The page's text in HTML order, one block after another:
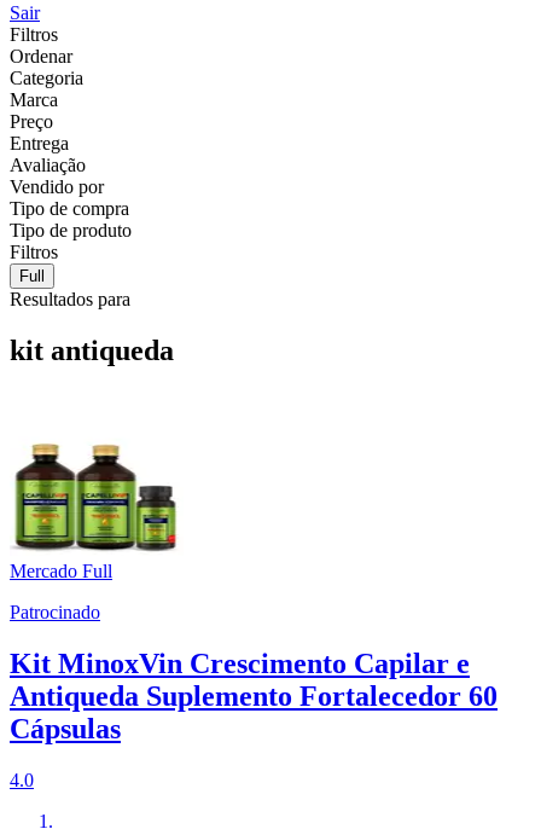
Sair
Filtros
Ordenar
Categoria
Marca
Preço
Entrega
Avaliação
Vendido por
Tipo de compra
Tipo de produto
Filtros
Full
Resultados para
kit antiqueda
Mercado Full
Patrocinado
Kit MinoxVin Crescimento Capilar e
Antiqueda Suplemento Fortalecedor 60
Cápsulas
4.0